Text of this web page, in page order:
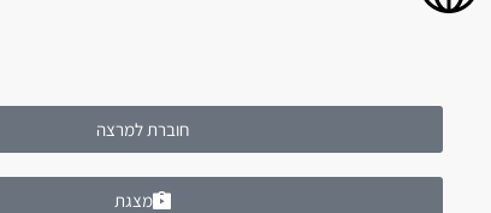
חוברת למרצה
מצגת